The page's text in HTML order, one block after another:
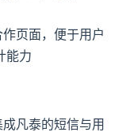
页面，便于用户
能力
凡泰的短信与用